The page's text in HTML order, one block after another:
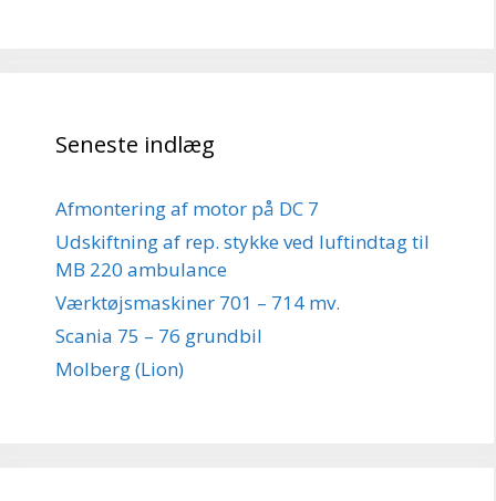
Seneste indlæg
Afmontering af motor på DC 7
Udskiftning af rep. stykke ved luftindtag til
MB 220 ambulance
Værktøjsmaskiner 701 – 714 mv.
Scania 75 – 76 grundbil
Molberg (Lion)